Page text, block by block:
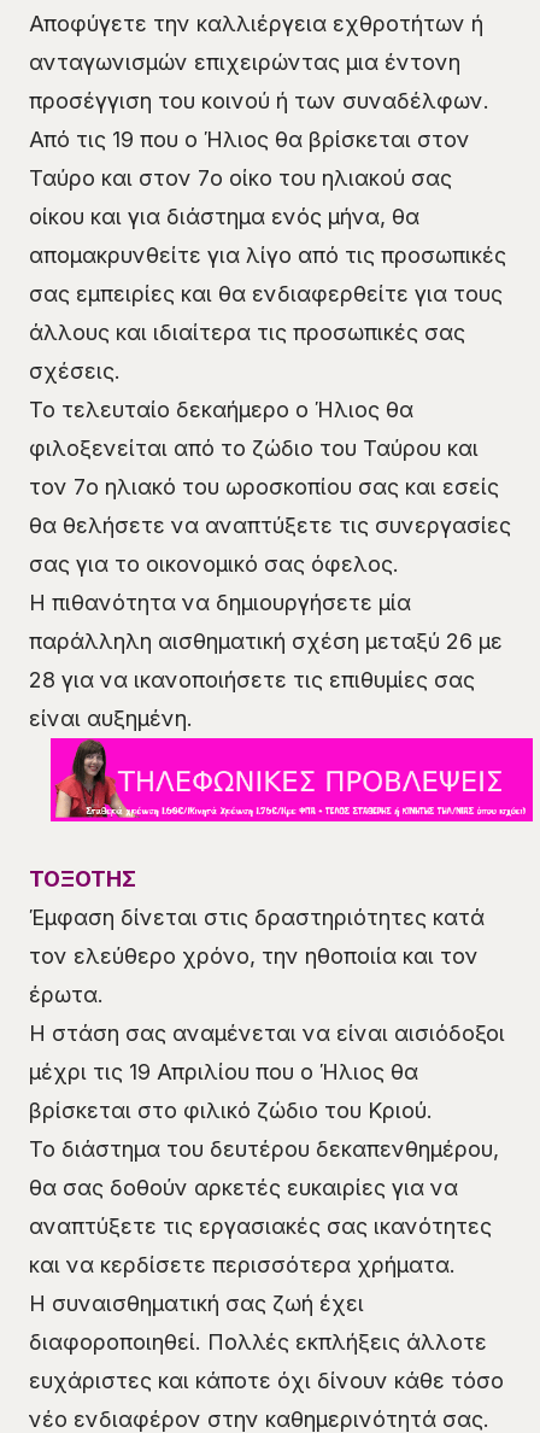
Αποφύγετε την καλλιέργεια εχθροτήτων ή
ανταγωνισμών επιχειρώντας μια έντονη
προσέγγιση του κοινού ή των συναδέλφων.
Από τις 19 που ο Ήλιος θα βρίσκεται στον
Ταύρο και στον 7ο οίκο του ηλιακού σας
οίκου και για διάστημα ενός μήνα, θα
απομακρυνθείτε για λίγο από τις προσωπικές
σας εμπειρίες και θα ενδιαφερθείτε για τους
άλλους και ιδιαίτερα τις προσωπικές σας
σχέσεις.
Το τελευταίο δεκαήμερο ο Ήλιος θα
φιλοξενείται από το ζώδιο του Ταύρου και
τον 7ο ηλιακό του ωροσκοπίου σας και εσείς
θα θελήσετε να αναπτύξετε τις συνεργασίες
σας για το οικονομικό σας όφελος.
Η πιθανότητα να δημιουργήσετε μία
παράλληλη αισθηματική σχέση μεταξύ 26 με
28 για να ικανοποιήσετε τις επιθυμίες σας
είναι αυξημένη.
ΤΟΞΟΤΗΣ
Έμφαση δίνεται στις δραστηριότητες κατά
τον ελεύθερο χρόνο, την ηθοποιία και τον
έρωτα.
Η στάση σας αναμένεται να είναι αισιόδοξοι
μέχρι τις 19 Απριλίου που ο Ήλιος θα
βρίσκεται στο φιλικό ζώδιο του Κριού.
Το διάστημα του δευτέρου δεκαπενθημέρου,
θα σας δοθούν αρκετές ευκαιρίες για να
αναπτύξετε τις εργασιακές σας ικανότητες
και να κερδίσετε περισσότερα χρήματα.
Η συναισθηματική σας ζωή έχει
διαφοροποιηθεί. Πολλές εκπλήξεις άλλοτε
ευχάριστες και κάποτε όχι δίνουν κάθε τόσο
νέο ενδιαφέρον στην καθημερινότητά σας.